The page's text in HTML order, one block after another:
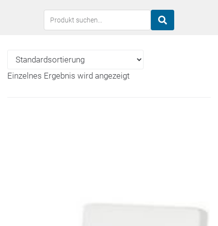
Einzelnes Ergebnis wird angezeigt